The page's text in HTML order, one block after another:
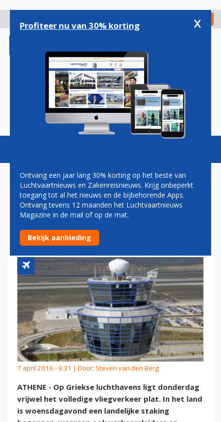
gaan
Check in
Magazine Podcasts Vacatures
GEEN VLIEGVERKEER
MOGELIJK VAN EN NAAR
GRIEKENLAND
7 april 2016 - 9:31 | Door: Steven van den Berg
ATHENE - Op Griekse luchthavens ligt donderdag
vrijwel het volledige vliegverkeer plat. In het land
is woensdagavond een landelijke staking
Profiteer nu van 30% korting x
Ontvang een jaar lang 30% korting op het beste van
Luchtvaartnieuws en Zakenreisnieuws. Krijg onbeperkt
toegang tot al het nieuws en de bijbehorende Apps.
Ontvang tevens 12 maanden het Luchtvaartnieuws
Magazine in de mail of op de mat.
Bekijk aanbieding